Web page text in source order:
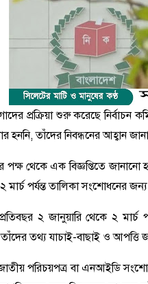
প্রক্রিয়া শুরু করেছে
তাঁদের নিবন্ধনের আহ্বান
থেকে এক বিজ্ঞপ্তিতে
মার্চ পর্যন্ত তালিকা সংশোধনের
২ জানুয়ারি থেকে ২ মার্চ
তথ্য যাচাই-বাছাই ও আপত্তি
পরিচয়পত্র বা এনআইডি